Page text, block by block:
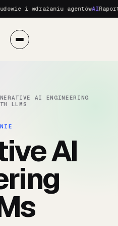
i wdrażaniu agentówAIRaport
AI ENGINEERING
LLMS
AI